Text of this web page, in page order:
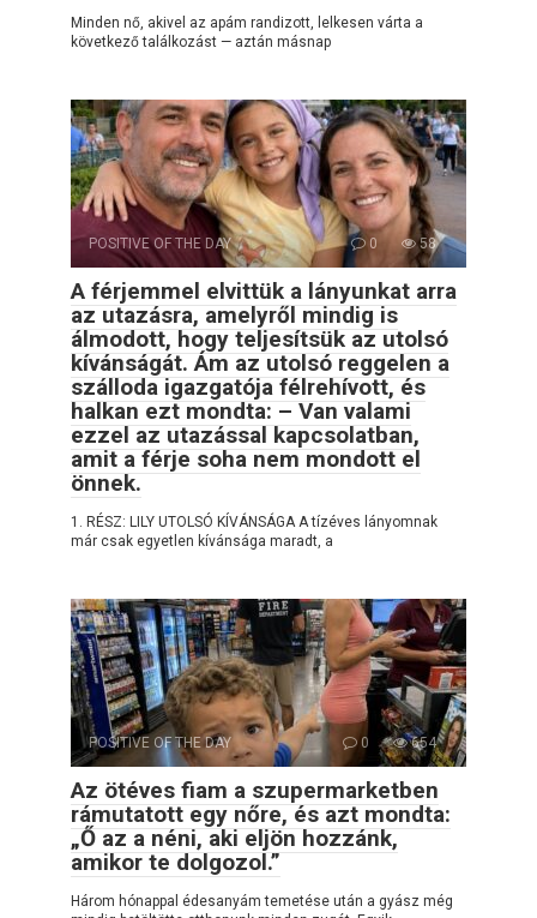
Minden nő, akivel az apám randizott, lelkesen várta a
következő találkozást — aztán másnap
POSITIVE OF THE DAY 0 58
A férjemmel elvittük a lányunkat arra
az utazásra, amelyről mindig is
álmodott, hogy teljesítsük az utolsó
kívánságát. Ám az utolsó reggelen a
szálloda igazgatója félrehívott, és
halkan ezt mondta: – Van valami
ezzel az utazással kapcsolatban,
amit a férje soha nem mondott el
önnek.
1. RÉSZ: LILY UTOLSÓ KÍVÁNSÁGA A tízéves lányomnak
már csak egyetlen kívánsága maradt, a
POSITIVE OF THE DAY 0 654
Az ötéves fiam a szupermarketben
rámutatott egy nőre, és azt mondta:
„Ő az a néni, aki eljön hozzánk,
amikor te dolgozol.”
Három hónappal édesanyám temetése után a gyász még